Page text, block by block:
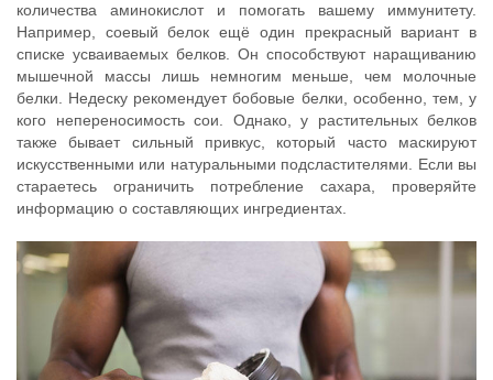
количества аминокислот и помогать вашему иммунитету.
Например, соевый белок ещё один прекрасный вариант в
списке усваиваемых белков. Он способствуют наращиванию
мышечной массы лишь немногим меньше, чем молочные
белки. Недеску рекомендует бобовые белки, особенно, тем, у
кого непереносимость сои. Однако, у растительных белков
также бывает сильный привкус, который часто маскируют
искусственными или натуральными подсластителями. Если вы
стараетесь ограничить потребление сахара, проверяйте
информацию о составляющих ингредиентах.